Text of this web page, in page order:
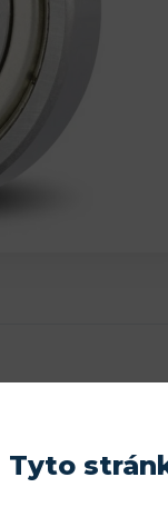
pro vysoké a
zatížení v obou
Tyto